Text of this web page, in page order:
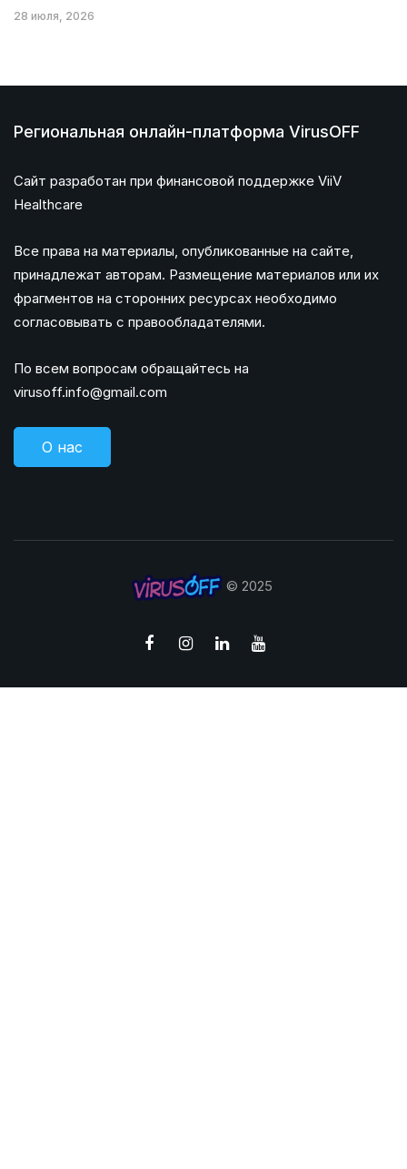
28 июля, 2026
Региональная онлайн-платформа VirusOFF
Сайт разработан при финансовой поддержке ViiV
Healthcare
Все права на материалы, опубликованные на сайте,
принадлежат авторам. Размещение материалов или их
фрагментов на сторонних ресурсах необходимо
согласовывать с правообладателями.
По всем вопросам обращайтесь на
virusoff.info@gmail.com
О нас
© 2025